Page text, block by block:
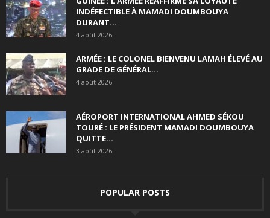
INDÉFECTIBLE À MAMADI DOUMBOUYA
DURANT...
4 août 2026
ARMÉE : LE COLONEL BIENVENU LAMAH ÉLEVÉ AU
GRADE DE GÉNÉRAL...
4 août 2026
AÉROPORT INTERNATIONAL AHMED SÉKOU
TOURÉ : LE PRÉSIDENT MAMADI DOUMBOUYA
QUITTE...
3 août 2026
POPULAR POSTS